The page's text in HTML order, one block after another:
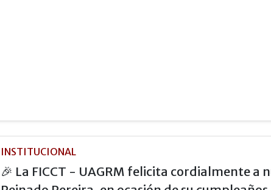
INSTITUCIONAL
🎉 La FICCT - UAGRM felicita cordialmente a